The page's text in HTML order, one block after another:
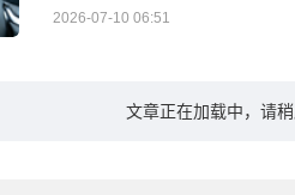
2026-07-10 06:51
文章正在加载中，请稍